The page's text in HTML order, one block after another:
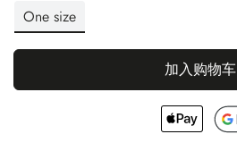
One size
加入购物车